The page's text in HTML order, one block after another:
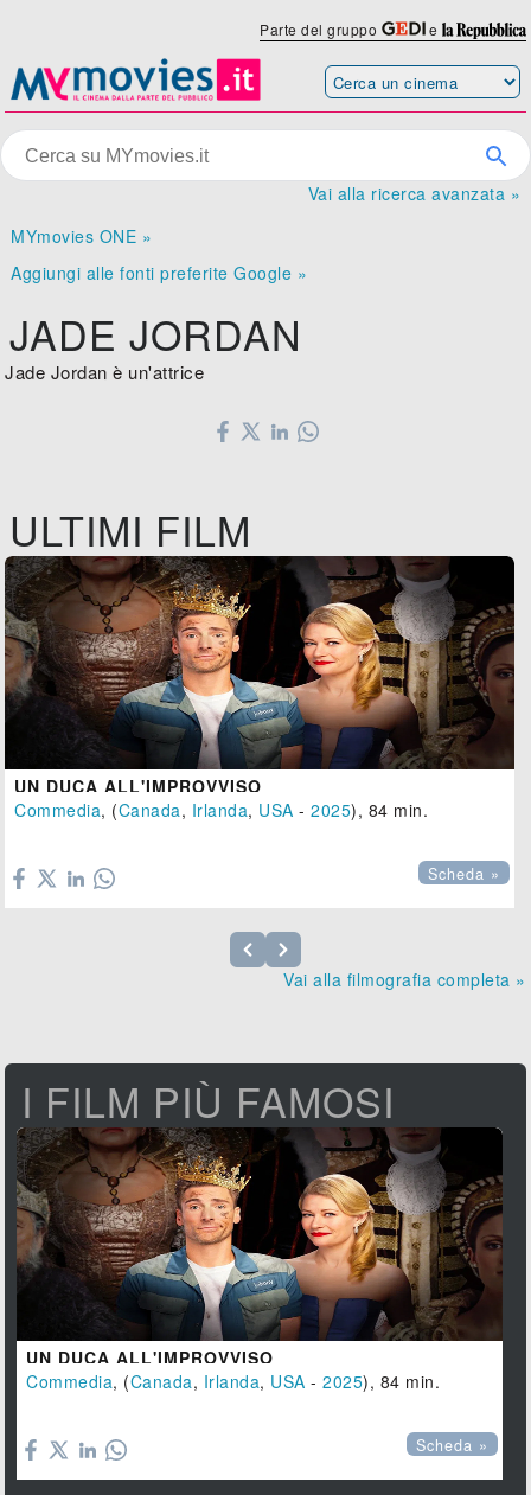
Parte del gruppo e
Vai alla ricerca avanzata »
MYmovies ONE »
Aggiungi alle fonti preferite Google »
JADE JORDAN
Jade Jordan è un'attrice
ULTIMI FILM
UN DUCA ALL'IMPROVVISO
Commedia, (Canada, Irlanda, USA -2025), 84 min.
Scheda »
Vai alla filmografia completa »
I FILM PIÙ FAMOSI
UN DUCA ALL'IMPROVVISO
Commedia, (Canada, Irlanda, USA -2025), 84 min.
Scheda »